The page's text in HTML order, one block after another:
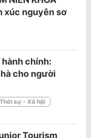
xúc nguyên sơ
chính:
cho người
Thời sự - Xã hội
Tourism